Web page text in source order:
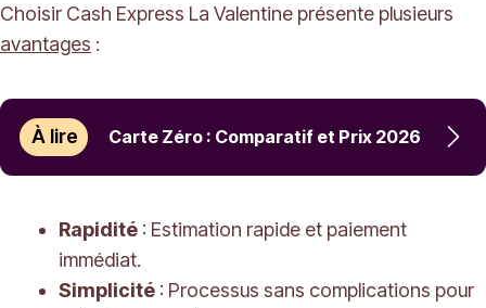
Choisir Cash Express La Valentine présente plusieurs
avantages :
À lire Carte Zéro : Comparatif et Prix 2026
Rapidité : Estimation rapide et paiement
immédiat.
Simplicité : Processus sans complications pour